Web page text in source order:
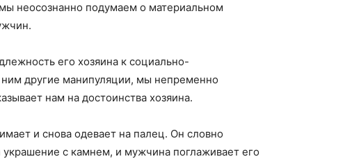
неосознанно подумаем о материальном
его хозяина к социально-
ним другие манипуляции, мы непременно
нам на достоинства хозяина.
и снова одевает на палец. Он словно
с камнем, и мужчина поглаживает его